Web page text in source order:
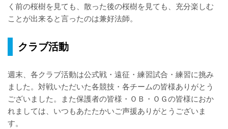
く前の桜樹を見ても、散った後の桜樹を見ても、充分楽しむ
ことが出来ると言ったのは兼好法師。
クラブ活動
週末、各クラブ活動は公式戦・遠征・練習試合・練習に挑み
ました。対戦いただいた各競技・各チームの皆様ありがとう
ございました。また保護者の皆様・ＯＢ・ＯＧの皆様におか
れましては、いつもあたたかいご声援ありがとうございま
す。